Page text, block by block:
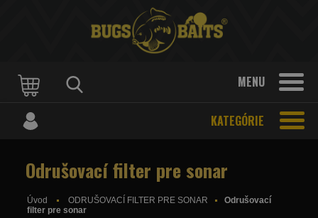
MENU
KATEGÓRIE
Odrušovací filter pre sonar
Úvod ODRUŠOVACÍ FILTER PRE SONAR
Odrušovací
filter pre sonar